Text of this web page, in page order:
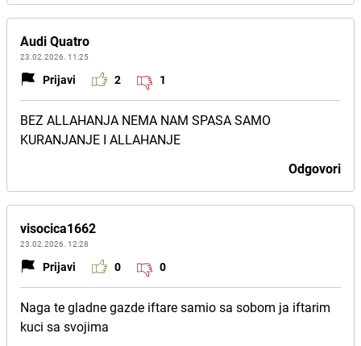
Audi Quatro
23.02.2026. 11:25
Prijavi 2 1
BEZ ALLAHANJA NEMA NAM SPASA SAMO
KURANJANJE I ALLAHANJE
Odgovori
visocica1662
23.02.2026. 12:28
Prijavi 0 0
Naga te gladne gazde iftare samio sa sobom ja iftarim
kuci sa svojima